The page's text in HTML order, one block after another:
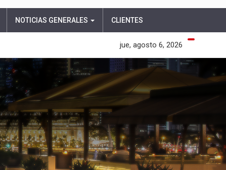
NOTICIAS GENERALES CLIENTES
jue, agosto 6, 2026